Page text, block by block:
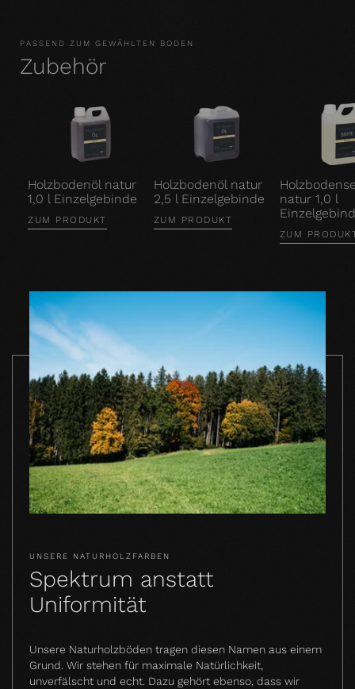
PASSEND ZUM GEWÄHLTEN BODEN
Zubehör
Holzbodenöl natur
1,0 l Einzelgebinde
ZUM PRODUKT
Holzbodenöl natur
2,5 l Einzelgebinde
ZUM PRODUKT
natur 1,0 l
ZUM
UNSERE NATURHOLZFARBEN
Spektrum anstatt
Uniformität
Unsere Naturholzböden tragen diesen Namen aus einem
Grund. Wir stehen für maximale Natürlichkeit,
unverfälscht und echt. Dazu gehört ebenso, dass wir